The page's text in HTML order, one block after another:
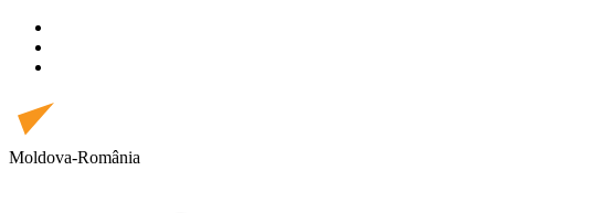
Moldova-România